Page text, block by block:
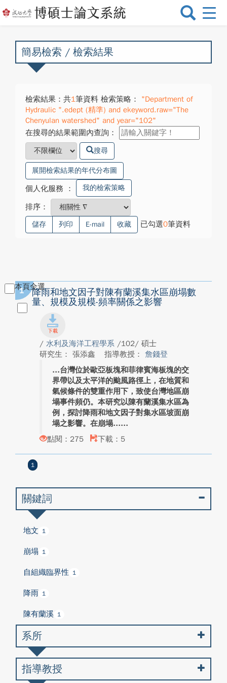
選
換
簡易檢索 / 檢索結果
檢索結果：共1筆資料 檢索策略：
"Department of
Hydraulic ".edept (精準) and ekeyword.raw="The
Chenyulan watershed" and year="102"
在搜尋的結果範圍內查詢：
搜尋
展開檢索結果的年代分布圖
個人化服務 ： 我的檢索策略
排序：
儲存 列印 E-mail 收藏 已勾選0筆資料
本頁全選
1
降雨和地文因子對陳有蘭溪集水區崩塌數
量、規模及規模-頻率關係之影響
/ 水利及海洋工程學系 /102/ 碩士
研究生： 張添鑫
指導教授： 詹錢登
台灣位於歐亞板塊和菲律賓海板塊的交
界帶以及太平洋的颱風路徑上，在地質和
氣候條件的雙重作用下，致使台灣地區崩
塌事件頻仍。本研究以陳有蘭溪集水區為
例，探討降雨和地文因子對集水區坡面崩
塌之影響。在崩塌...
點閱：275
下載：5
1
關鍵詞
地文 1
崩塌 1
自組織臨界性 1
降雨 1
陳有蘭溪 1
系所
指導教授